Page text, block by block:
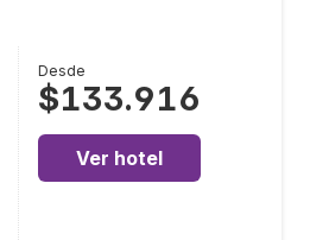
Desde
$133.916
Ver hotel